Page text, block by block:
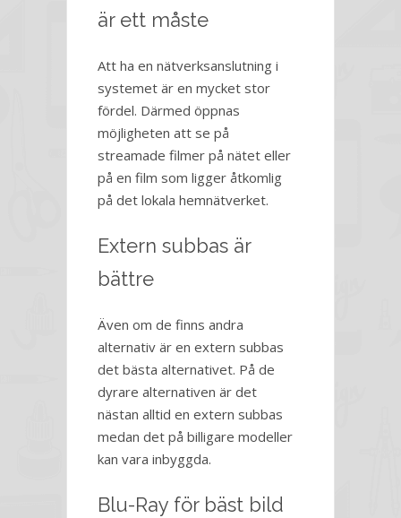
är ett måste
Att ha en nätverksanslutning i
systemet är en mycket stor
fördel. Därmed öppnas
möjligheten att se på
streamade filmer på nätet eller
på en film som ligger åtkomlig
på det lokala hemnätverket.
Extern subbas är
bättre
Även om de finns andra
alternativ är en extern subbas
det bästa alternativet. På de
dyrare alternativen är det
nästan alltid en extern subbas
medan det på billigare modeller
kan vara inbyggda.
Blu-Ray för bäst bild